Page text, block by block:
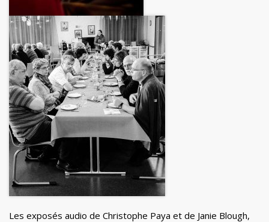
Les exposés audio de Christophe Paya et de Janie Blough,